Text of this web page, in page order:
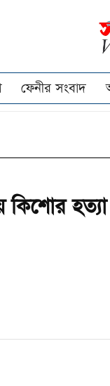
ফেনীর সংবাদ
কিশোর হত্যা